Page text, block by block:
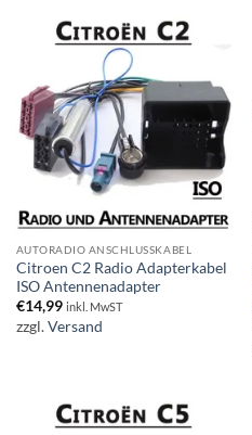
AUTORADIO ANSCHLUSSKABEL
Citroen C2 Radio Adapterkabel
ISO Antennenadapter
€14,99 inkl. MwST
zzgl.Versand